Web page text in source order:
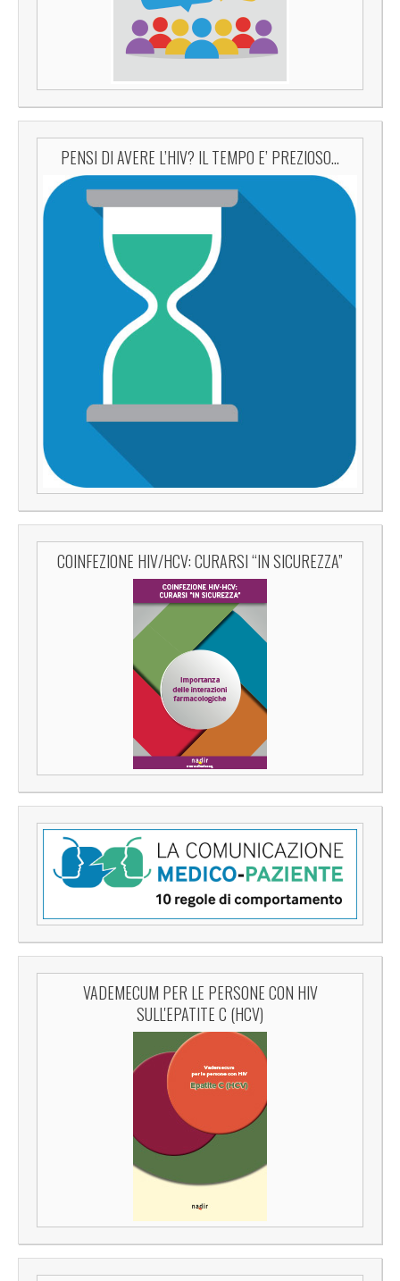
PENSI DI AVERE L’HIV? IL TEMPO E’ PREZIOSO…
COINFEZIONE HIV/HCV: CURARSI “IN SICUREZZA”
VADEMECUM PER LE PERSONE CON HIV
SULL'EPATITE C (HCV)